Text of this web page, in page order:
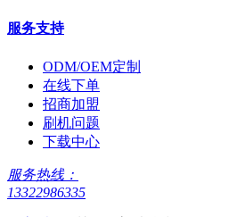
服务支持
ODM/OEM定制
在线下单
招商加盟
刷机问题
下载中心
服务热线：
13322986335